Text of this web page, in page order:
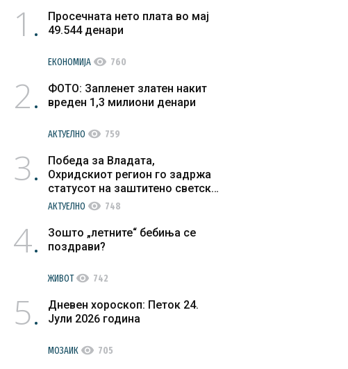
1
Просечната нето плата во мај
49.544 денари
ЕКОНОМИЈА visibility 760
2
ФОТО: Запленет златен накит
вреден 1,3 милиони денари
АКТУЕЛНО visibility 759
3
Победа за Владата,
Охридскиот регион го задржа
статусот на заштитено светско
културно наследство
АКТУЕЛНО visibility 748
4
Зошто „летните“ бебиња се
поздрави?
ЖИВОТvisibility 742
5
Дневен хороскоп: Петок 24.
Јули 2026 година
МОЗАИК visibility 705